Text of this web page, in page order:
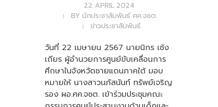
22 APRIL 2024
BY นักประชาสัมพันธ์ ศค.จชต.
ข่าวประชาสัมพันธ์
วันที่ 22 เมษายน 2567 นายนิกร เซ้ง
เถียร ผู้อำนวยการศูนย์ขับเคลื่อนการ
ศึกษาในจังหวัดชายแดนภาคใต้ มอบ
หมายให้ นางสาวนภัสนันท์ ทรัพย์เจริญ
รอง ผอ.ศค.จชต. เข้าร่วมประชุมคณะ